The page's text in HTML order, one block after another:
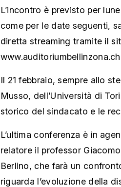
L’incontro è previsto per
come per le date seguenti,
diretta streaming tramite il
Il 21 febbraio, sempre allo
Musso, dell’Università di
storico del sindacato e le
L’ultima conferenza è in
relatore il professor
Berlino, che farà un
riguarda l’evoluzione della